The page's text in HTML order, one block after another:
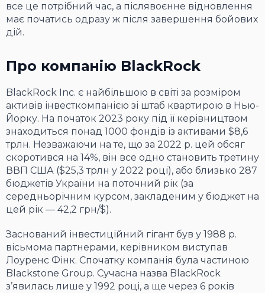
все це потрібний час, а післявоєнне відновлення
має початись одразу ж після завершення бойових
дій.
Про компанію BlackRock
BlackRock Inc. є найбільшою в світі за розміром
активів інвесткомпанією зі штаб квартирою в Нью-
Йорку. На початок 2023 року під її керівництвом
знаходиться понад 1000 фондів із активами $8,6
трлн. Незважаючи на те, що за 2022 р. цей обсяг
скоротився на 14%, він все одно становить третину
ВВП США ($25,3 трлн у 2022 році), або близько 287
бюджетів України на поточний рік (за
середньорічним курсом, закладеним у бюджет на
цей рік — 42,2 грн/$).
Заснований інвестиційний гігант був у 1988 р.
вісьмома партнерами, керівником виступав
Лоуренс Фінк. Спочатку компанія була частиною
Blackstone Group. Сучасна назва BlackRock
з’явилась лише у 1992 році, а ще через 6 років